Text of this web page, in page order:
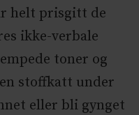
helt prisgitt de
ikke-verbale
toner og
stoffkatt under
eller bli gynget